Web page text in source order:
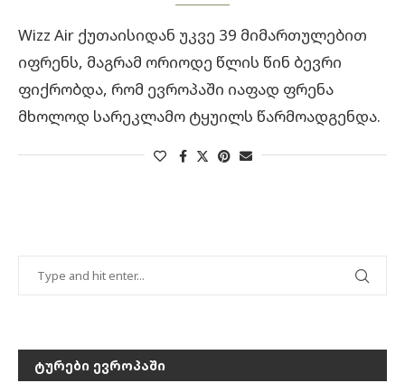
Wizz Air ქუთაისიდან უკვე 39 მიმართულებით
იფრენს, მაგრამ ორიოდე წლის წინ ბევრი
ფიქრობდა, რომ ევროპაში იაფად ფრენა
მხოლოდ სარეკლამო ტყუილს წარმოადგენდა.
ᲢᲣᲠᲔᲑᲘ ᲔᲕᲠᲝᲞᲐᲨᲘ